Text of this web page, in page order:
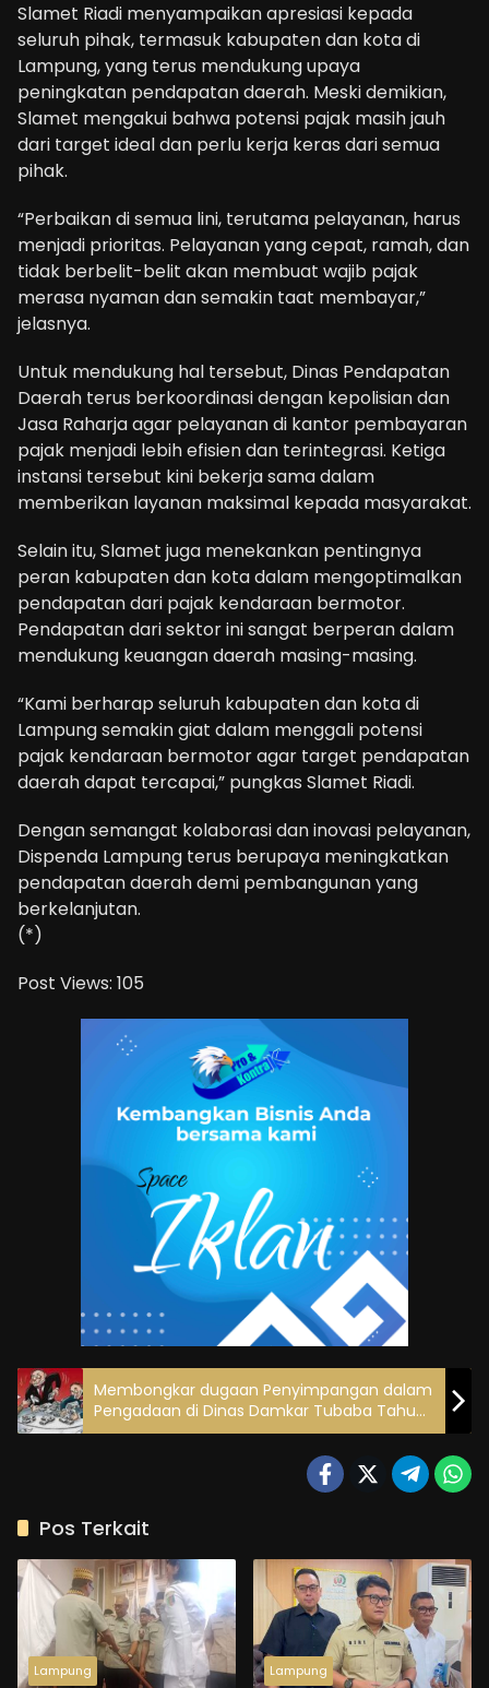
Slamet Riadi menyampaikan apresiasi kepada
seluruh pihak, termasuk kabupaten dan kota di
Lampung, yang terus mendukung upaya
peningkatan pendapatan daerah. Meski demikian,
Slamet mengakui bahwa potensi pajak masih jauh
dari target ideal dan perlu kerja keras dari semua
pihak.
“Perbaikan di semua lini, terutama pelayanan, harus
menjadi prioritas. Pelayanan yang cepat, ramah, dan
tidak berbelit-belit akan membuat wajib pajak
merasa nyaman dan semakin taat membayar,”
jelasnya.
Untuk mendukung hal tersebut, Dinas Pendapatan
Daerah terus berkoordinasi dengan kepolisian dan
Jasa Raharja agar pelayanan di kantor pembayaran
pajak menjadi lebih efisien dan terintegrasi. Ketiga
instansi tersebut kini bekerja sama dalam
memberikan layanan maksimal kepada masyarakat.
Selain itu, Slamet juga menekankan pentingnya
peran kabupaten dan kota dalam mengoptimalkan
pendapatan dari pajak kendaraan bermotor.
Pendapatan dari sektor ini sangat berperan dalam
mendukung keuangan daerah masing-masing.
“Kami berharap seluruh kabupaten dan kota di
Lampung semakin giat dalam menggali potensi
pajak kendaraan bermotor agar target pendapatan
daerah dapat tercapai,” pungkas Slamet Riadi.
Dengan semangat kolaborasi dan inovasi pelayanan,
Dispenda Lampung terus berupaya meningkatkan
pendapatan daerah demi pembangunan yang
berkelanjutan.
(*)
Post Views: 105
Membongkar dugaan Penyimpangan dalam
Pengadaan di Dinas Damkar Tubaba Tahun
2025
Pos Terkait
Lampung Lampung